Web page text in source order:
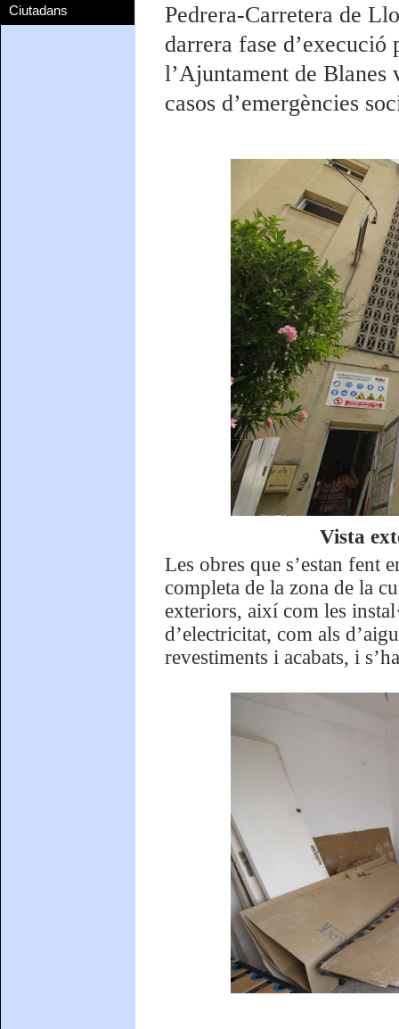
Ciutadans
Pedrera-Carretera de
darrera fase
l’Ajuntament de
casos d’emergències
Vista
Les obres que s’estan fent
completa de la zona de la
exteriors, així com les
d’electricitat, com als
revestiments i acabats, i